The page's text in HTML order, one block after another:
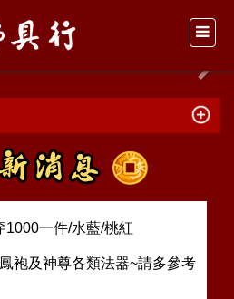
1000一件/水藍/桃紅
袍及神尊各類法器~請多參考